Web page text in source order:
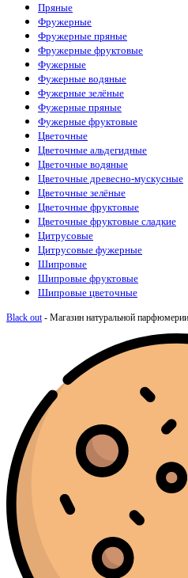
Пряные
Фружерные
Фружерные пряные
Фружерные фруктовые
Фужерные
Фужерные водяные
Фужерные зелёные
Фужерные пряные
Фужерные фруктовые
Цветочные
Цветочные альдегидные
Цветочные водяные
Цветочные древесно-мускусные
Цветочные зелёные
Цветочные фруктовые
Цветочные фруктовые сладкие
Цитрусовые
Цитрусовые фужерные
Шипровые
Шипровые фруктовые
Шипровые цветочные
Black out - Магазин натуральной